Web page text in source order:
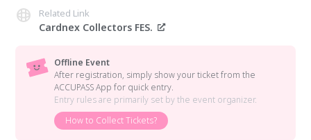
Related Link
Cardnex Collectors FES.
Offline Event
After registration, simply show your ticket from the
ACCUPASS App for quick entry.
Entry rules are primarily set by the event organizer.
How to Collect Tickets?